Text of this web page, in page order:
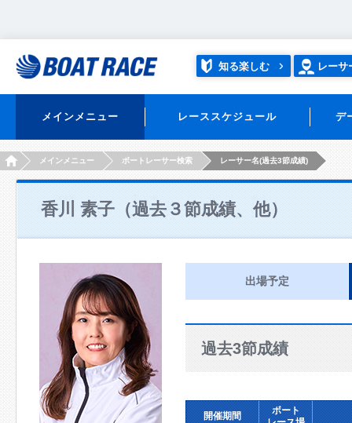
知る楽しむ レーサ
メインメニュー レーススケジュール デ
HOMEメインメニュー ボートレーサー検索 レーサー名(過去3節成績)
香川 素子（過去３節成績、他）
出場予定
過去3節成績
開催期間
ボート